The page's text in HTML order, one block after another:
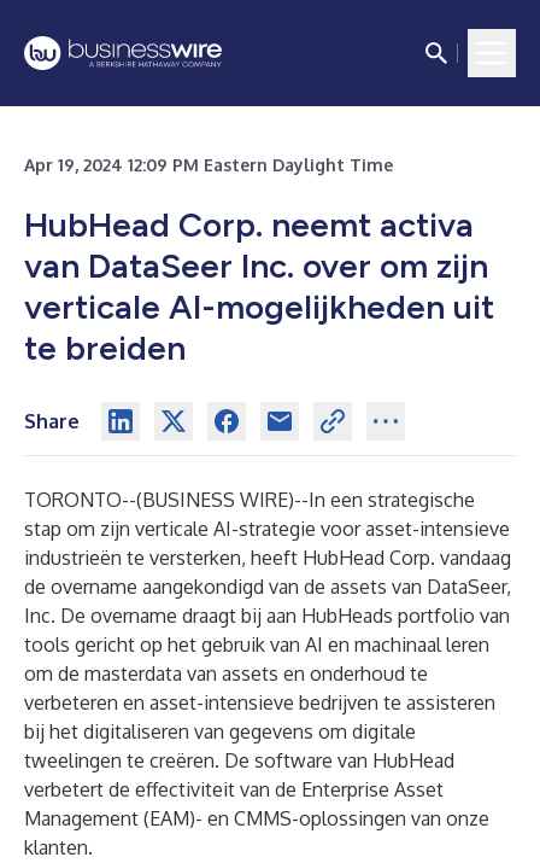
Apr 19, 2024 12:09 PM Eastern Daylight Time
HubHead Corp. neemt activa
van DataSeer Inc. over om zijn
verticale AI-mogelijkheden uit
te breiden
Share
TORONTO--(BUSINESS WIRE)--In een strategische
stap om zijn verticale AI-strategie voor asset-intensieve
industrieën te versterken, heeft HubHead Corp. vandaag
de overname aangekondigd van de assets van DataSeer,
Inc. De overname draagt bij aan HubHeads portfolio van
tools gericht op het gebruik van AI en machinaal leren
om de masterdata van assets en onderhoud te
verbeteren en asset-intensieve bedrijven te assisteren
bij het digitaliseren van gegevens om digitale
tweelingen te creëren. De software van HubHead
verbetert de effectiviteit van de Enterprise Asset
Management (EAM)- en CMMS-oplossingen van onze
klanten.